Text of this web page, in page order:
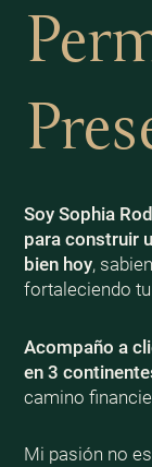
Soy Sophia
para construir
bien hoy,
fortaleciendo
Acompaño a
en 3
camino
Mi pasión no